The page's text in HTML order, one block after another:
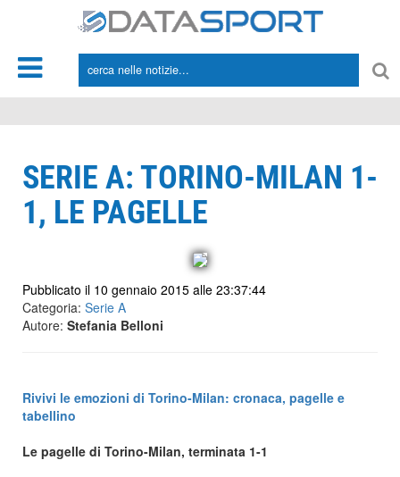
SERIE A: TORINO-MILAN 1-
1, LE PAGELLE
Pubblicato il 10 gennaio 2015 alle 23:37:44
Categoria: Serie A
Autore: Stefania Belloni
Rivivi le emozioni di Torino-Milan: cronaca, pagelle e
tabellino
Le pagelle di Torino-Milan, terminata 1-1